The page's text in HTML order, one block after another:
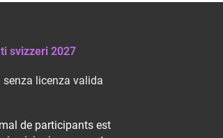
svizzeri 2027
licenza valida
de participants est